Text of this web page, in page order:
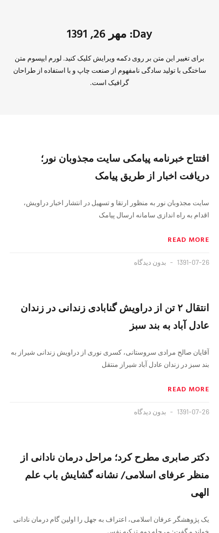
Day: مهر 26, 1391
برای تغییر این متن بر روی دکمه ویرایش کلیک کنید. لورم ایپسوم متن
ساختگی با تولید سادگی نامفهوم از صنعت چاپ و با استفاده از طراحان
گرافیک است.
افتتاح خبرنامه پیامکی سایت مجذوبان نور؛
دریافت اخبار از طریق پیامک
سایت مجذوبان نور به منظور ارتقا و تسهیل در انتشار اخبار دراویش،
اقدام به راه اندازی سامانه ارسال پیامک
READ MORE
1391-07-26 بدون دیدگاه
انتقال ۲ تن از دراویش گنابادی زندانی در زندان
عادل آباد به بند سبز
آقایان صالح مرادی سروستانی، کسری نوری از دراویش زندانی شیراز به
بند سبز در زندان عادل آباد شیراز منتقل
READ MORE
1391-07-26 بدون دیدگاه
دکتر صابری مطرح کرد؛ مراحل درمان نادانی از
منظر عرفای اسلامی/ نشانه گشایش باب علم
الهی
یک پژوهشگر عرفان اسلامی، اعتراف به جهل را اولین گام درمان نادانی